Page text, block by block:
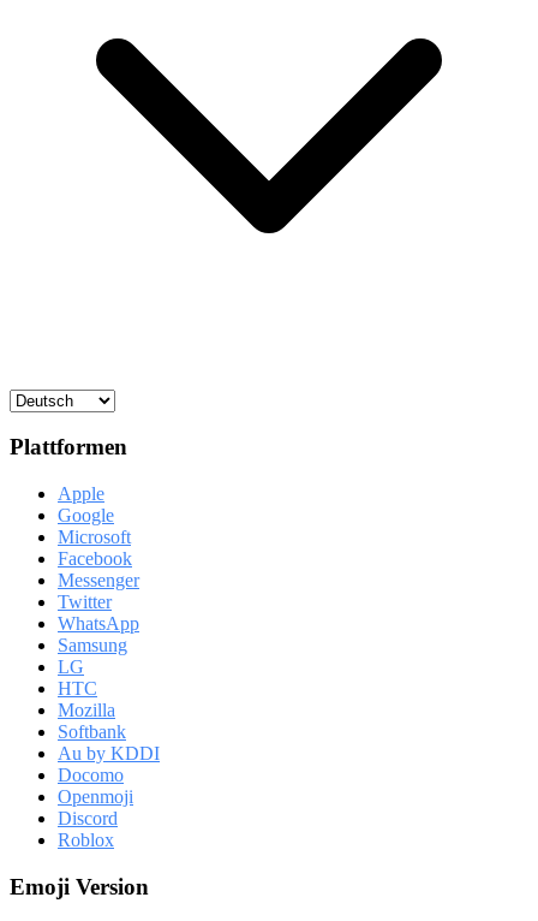
Plattformen
Apple
Google
Microsoft
Facebook
Messenger
Twitter
WhatsApp
Samsung
LG
HTC
Mozilla
Softbank
Au by KDDI
Docomo
Openmoji
Discord
Roblox
Emoji Version